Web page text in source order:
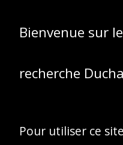
dans la
Bienvenue sur
recherche
Pour utiliser ce